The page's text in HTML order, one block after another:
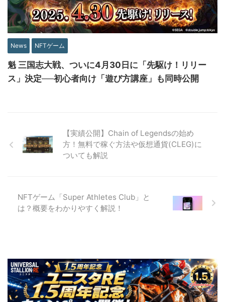
News NFTゲーム
魁 三国志大戦、ついに4月30日に「先駆け！リリー
ス」決定──初心者向け「遊び方講座」も同時公開
【実績公開】Chain of Legendsの始め
方！無料で稼ぐ方法や仮想通貨(CLEG)に
ついても解説
NFTゲーム「Super Athletes Club」と
は？概要をわかりやすく解説！